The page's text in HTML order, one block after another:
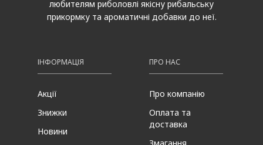
любителям риболовлі якісну рибальську
прикормку та ароматичні добавки до неї.
ІНФОРМАЦІЯ
Акції
Знижки
Новини
ПРО НАС
Про компанію
Оплата та
доставка